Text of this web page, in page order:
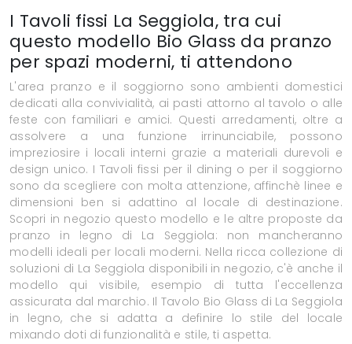
I Tavoli fissi La Seggiola, tra cui
questo modello Bio Glass da pranzo
per spazi moderni, ti attendono
L'area pranzo e il soggiorno sono ambienti domestici
dedicati alla convivialità, ai pasti attorno al tavolo o alle
feste con familiari e amici. Questi arredamenti, oltre a
assolvere a una funzione irrinunciabile, possono
impreziosire i locali interni grazie a materiali durevoli e
design unico. I Tavoli fissi per il dining o per il soggiorno
sono da scegliere con molta attenzione, affinchè linee e
dimensioni ben si adattino al locale di destinazione.
Scopri in negozio questo modello e le altre proposte da
pranzo in legno di La Seggiola: non mancheranno
modelli ideali per locali moderni. Nella ricca collezione di
soluzioni di La Seggiola disponibili in negozio, c'è anche il
modello qui visibile, esempio di tutta l'eccellenza
assicurata dal marchio. Il Tavolo Bio Glass di La Seggiola
in legno, che si adatta a definire lo stile del locale
mixando doti di funzionalità e stile, ti aspetta.